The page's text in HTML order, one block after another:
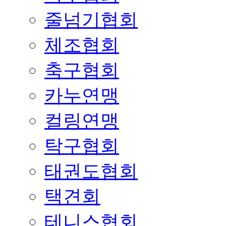
줄넘기협회
체조협회
축구협회
카누연맹
컬링연맹
탁구협회
태권도협회
택견회
테니스협회